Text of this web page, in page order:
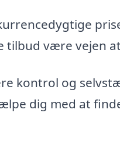
tilbud være vejen
kontrol og
dig med at